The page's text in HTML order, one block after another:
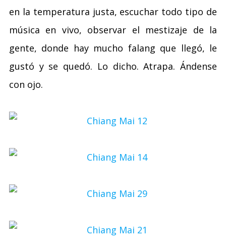
en la temperatura justa, escuchar todo tipo de
música en vivo, observar el mestizaje de la
gente, donde hay mucho falang que llegó, le
gustó y se quedó. Lo dicho. Atrapa. Ándense
con ojo.